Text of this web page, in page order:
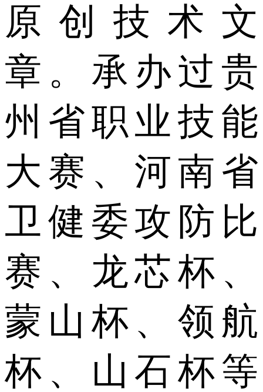
原创技术文
章。承办过贵
州省职业技能
大赛、河南省
卫健委攻防比
赛、龙芯杯、
蒙山杯、领航
杯、山石杯等